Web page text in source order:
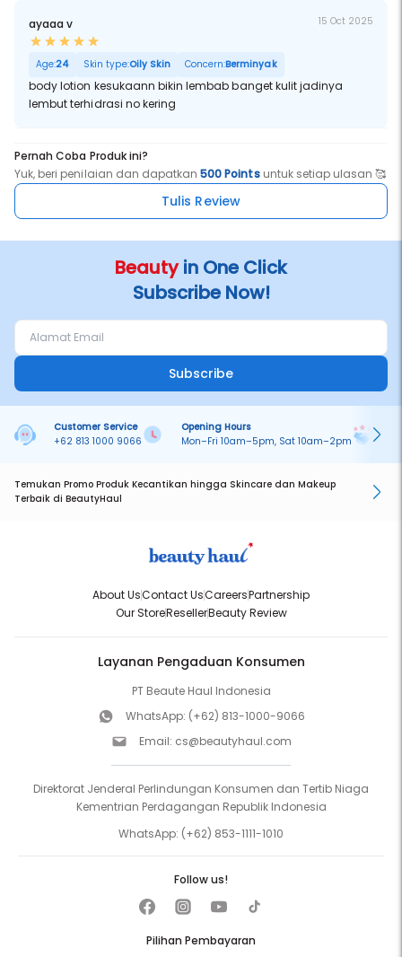
ayaaa v 15 Oct 2025
Age:24 Skin type:Oily Skin Concern:Berminyak
body lotion kesukaann bikin lembab banget kulit jadinya
lembut terhidrasi no kering
Pernah Coba Produk ini?
Yuk, beri penilaian dan dapatkan500 Pointsuntuk setiap ulasan 🥰
Tulis Review
Beautyin One Click
Subscribe Now!
Subscribe
Customer Service
+62 813 1000 9066
Opening Hours
Mon–Fri 10am–5pm, Sat 10am–2pm
Temukan Promo Produk Kecantikan hingga Skincare dan Makeup
Terbaik di BeautyHaul
About UsContact UsCareersPartnership
Our StoreResellerBeauty Review
Layanan Pengaduan Konsumen
PT Beaute Haul Indonesia
WhatsApp: (+62) 813-1000-9066
Email: cs@beautyhaul.com
Direktorat Jenderal Perlindungan Konsumen dan Tertib Niaga
Kementrian Perdagangan Republik Indonesia
WhatsApp: (+62) 853-1111-1010
Pilihan Pembayaran
Follow us!